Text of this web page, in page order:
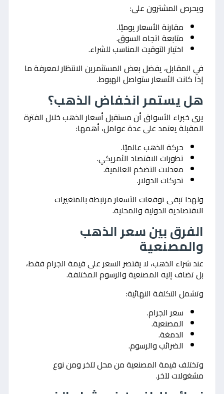
ويحرص المشترون على:
مقارنة الأسعار يوميًا.
متابعة اتجاه السوق.
اختيار التوقيت المناسب للشراء.
في المقابل، يفضل بعض المستثمرين الانتظار لمعرفة ما
إذا كانت الأسعار ستواصل الهبوط.
هل يستمر انخفاض الذهب؟
يرى خبراء الأسواق أن مستقبل أسعار الذهب خلال الفترة
المقبلة يعتمد على عدة عوامل، أهمها:
حركة الذهب عالميًا.
تطورات الاقتصاد الأمريكي.
معدلات التضخم العالمية.
تحركات الدولار.
ولهذا تبقى توقعات الأسعار مرتبطة بالمتغيرات
الاقتصادية الدولية والمحلية.
الفرق بين سعر الذهب
والمصنعية
عند شراء الذهب، لا يقتصر السعر على قيمة الجرام فقط،
بل تضاف إليه المصنعية والرسوم المختلفة.
وتشمل التكلفة النهائية:
سعر الجرام.
المصنعية.
الدمغة.
الضرائب والرسوم.
وتختلف قيمة المصنعية من محل لآخر ومن نوع
مشغولات لآخر.